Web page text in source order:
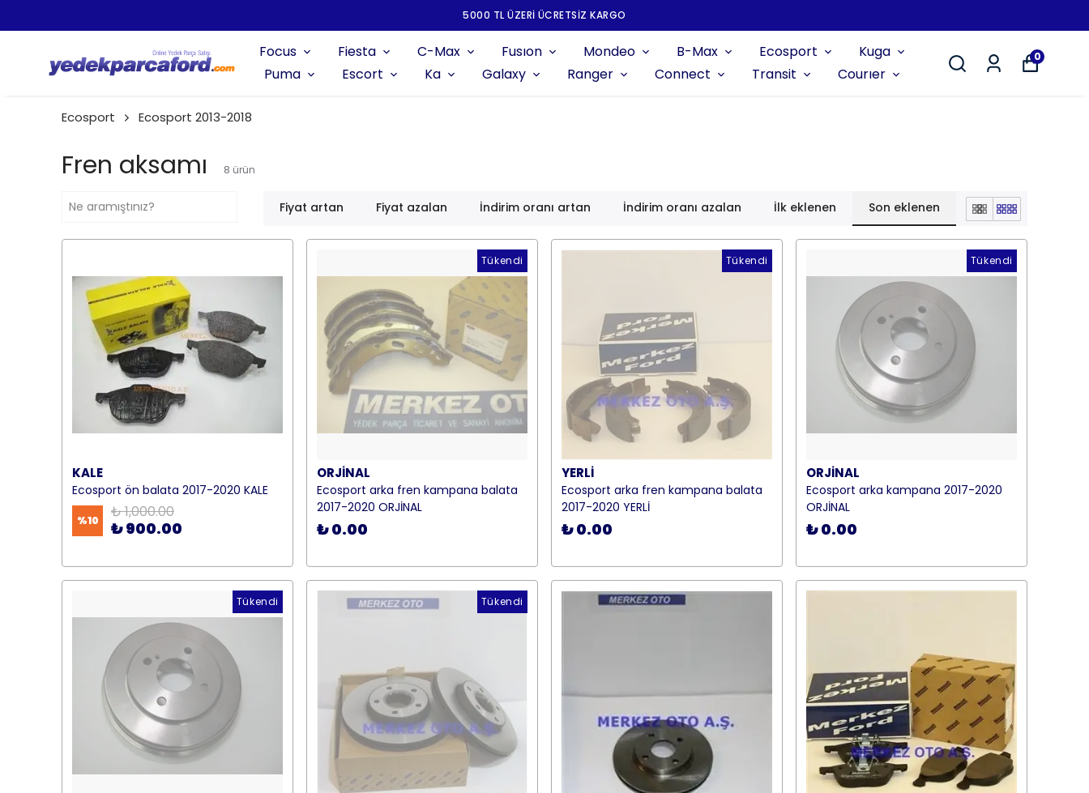
5000 TL ÜZERI ÜCRETSIZ KARGO
Focus Fiesta C-Max Fusıon Mondeo B-Max Ecosport
Kuga
Puma
Escort Ka Galaxy Ranger Connect Transit Courıer
0
Ecosport Ecosport 2013-2018
Fren aksamı 8 ürün
Fiyat artan Fiyat azalan İndirim oranı artan İndirim oranı azalan İlk eklenen Son eklenen
KALE
Ecosport ön balata 2017-2020 KALE
%10 ₺ 1,000.00
₺ 900.00
Tükendi
ORJİNAL
Ecosport arka fren kampana balata
2017-2020 ORJİNAL
₺ 0.00
Tükendi
YERLİ
Ecosport arka fren kampana balata
2017-2020 YERLİ
₺ 0.00
Tükendi
ORJİNAL
Ecosport arka kampana 2017-2020
ORJİNAL
₺ 0.00
Tükendi Tükendi